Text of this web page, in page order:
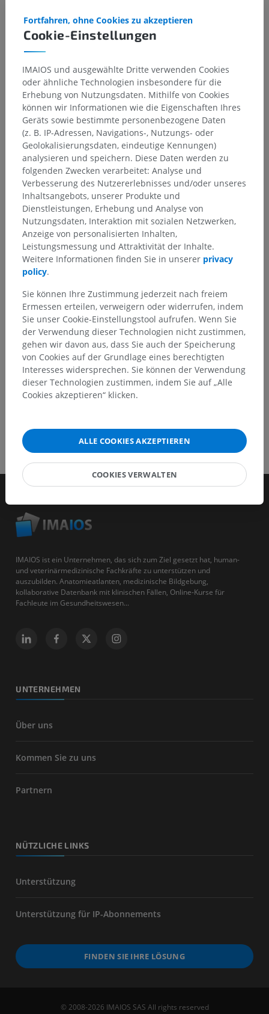
Darunterliegende Strukturen:
Paukensaite
Anatomie des Menschen
Vergleichende Anatomie bei Tieren
Übersetzungen
Sie haben einen Fehler gefunden?
Sie können gerne eine Berichtigung, Übersetzung oder
inhaltliche Verbesserung vorschlagen.
Ein Problem melden
HOLE SIE SICH DIE APP
IMAIOS ist ein Unternehmen, das sich zum Ziel gesetzt hat, human-
und veterinärmedizinische Fachkräfte zu unterstützen und
auszubilden. Anatomieatlanten, medizinische Bildgebung,
kollaborative Datenbank mit klinischen Fällen, Online-Kurse für
Fachleute im Gesundheitswesen...
UNTERNEHMEN
Über uns
Kommen Sie zu uns
Partnern
NÜTZLICHE LINKS
Unterstützung
Unterstützung für IP-Abonnements
FINDEN SIE IHRE LÖSUNG
© 2008-2026 IMAIOS SAS All rights reserved
Cookie-Einstellungen
Fortfahren, ohne Cookies zu akzeptieren
IMAIOS und ausgewählte Dritte verwenden Cookies
oder ähnliche Technologien insbesondere für die
Erhebung von Nutzungsdaten. Mithilfe von Cookies
können wir Informationen wie die Eigenschaften Ihres
Geräts sowie bestimmte personenbezogene Daten
(z. B. IP-Adressen, Navigations-, Nutzungs- oder
Geolokalisierungsdaten, eindeutige Kennungen)
analysieren und speichern. Diese Daten werden zu
folgenden Zwecken verarbeitet: Analyse und
Verbesserung des Nutzererlebnisses und/oder unseres
Inhaltsangebots, unserer Produkte und
Dienstleistungen, Erhebung und Analyse von
Nutzungsdaten, Interaktion mit sozialen Netzwerken,
Anzeige von personalisierten Inhalten,
Leistungsmessung und Attraktivität der Inhalte.
Weitere Informationen finden Sie in unserer privacy
policy.
Sie können Ihre Zustimmung jederzeit nach freiem
Ermessen erteilen, verweigern oder widerrufen, indem
Sie unser Cookie-Einstellungstool aufrufen. Wenn Sie
der Verwendung dieser Technologien nicht zustimmen,
gehen wir davon aus, dass Sie auch der Speicherung
von Cookies auf der Grundlage eines berechtigten
Interesses widersprechen. Sie können der Verwendung
dieser Technologien zustimmen, indem Sie auf „Alle
Cookies akzeptieren“ klicken.
ALLE COOKIES AKZEPTIEREN
COOKIES VERWALTEN